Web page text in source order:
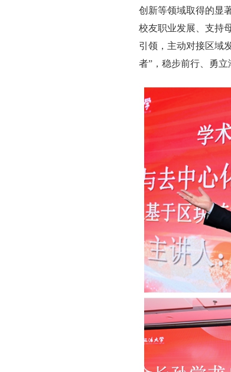
创新等领域取得的显
校友职业发展、支持
引领，主动对接区域
者”，稳步前行、勇立